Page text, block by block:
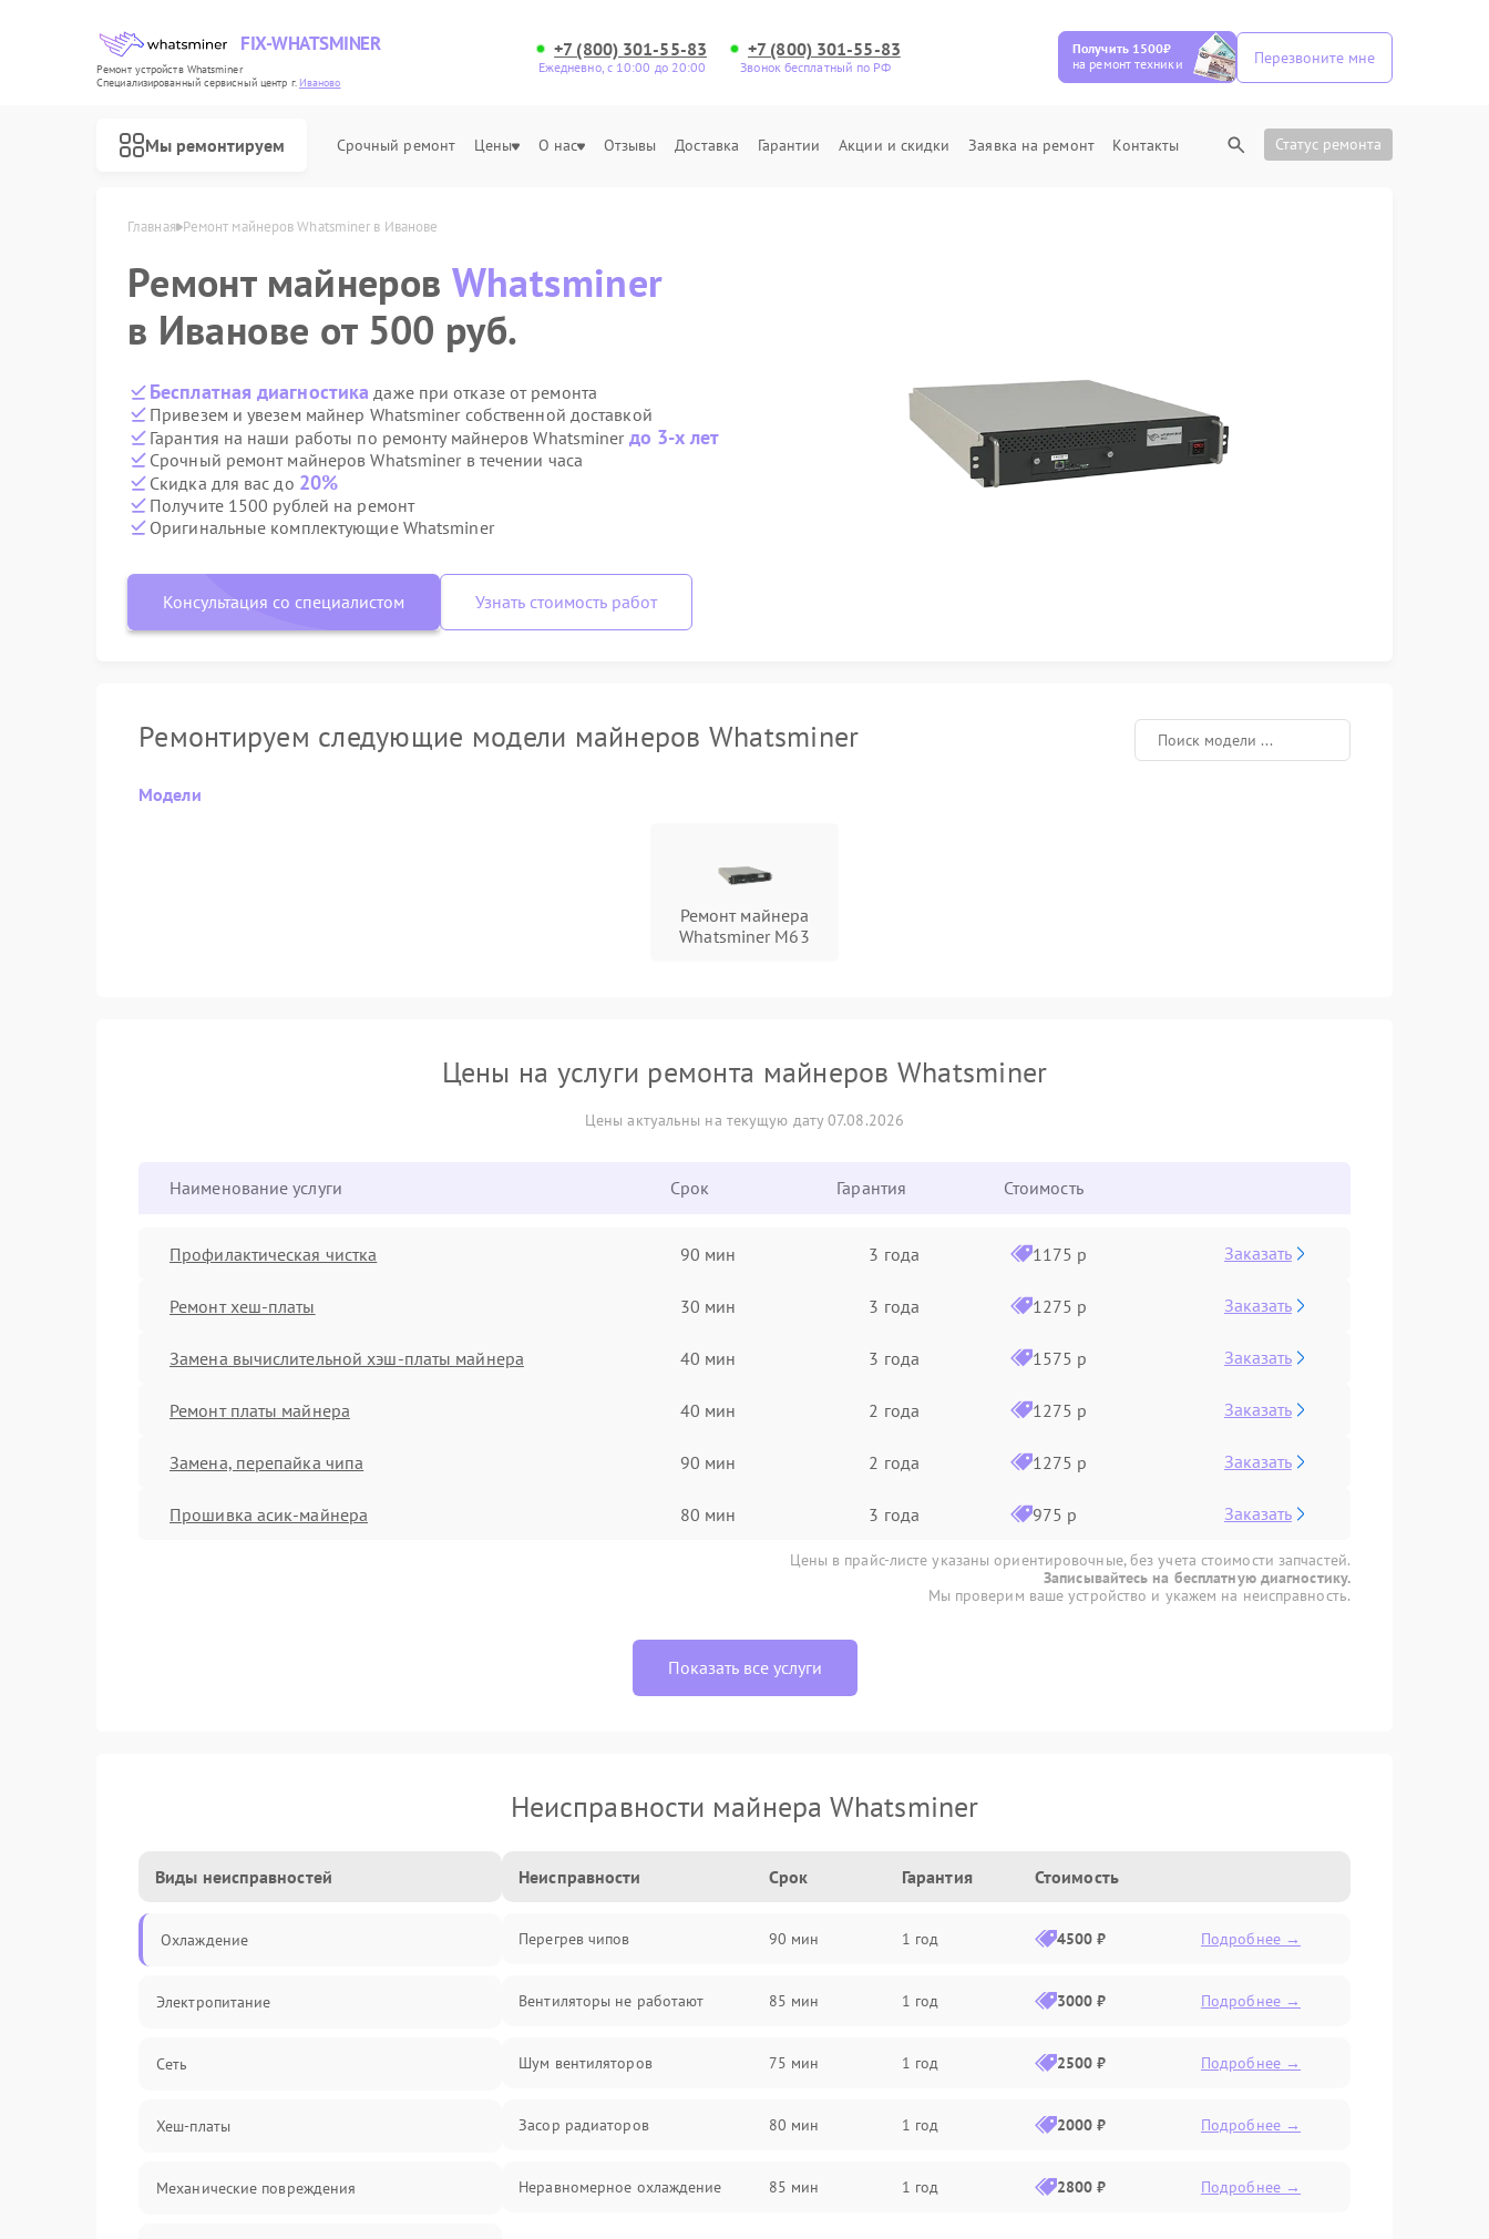
FIX-WHATSMINER
Ремонт устройств Whatsminer
Специализированный cервисный центр г. Иваново
+7 (800) 301-55-83
Ежедневно, с 10:00 до 20:00
+7 (800) 301-55-83
Звонок бесплатный по РФ
Получить 1500₽
на ремонт техники
Перезвоните мне
Мы ремонтируем Срочный ремонт Цены О нас Отзывы Доставка Гарантии Акции и скидки Заявка на ремонт Контакты Статус ремонта
Главная Ремонт майнеров Whatsminer в Иванове
Ремонт майнеров Whatsminer
в Иванове от 500 руб.
Бесплатная диагностика даже при отказе от ремонта
Привезем и увезем майнер Whatsminer собственной доставкой
Гарантия на наши работы по ремонту майнеров Whatsminer до 3-х лет
Срочный ремонт майнеров Whatsminer в течении часа
Скидка для вас до 20%
Получите 1500 рублей на ремонт
Оригинальные комплектующие Whatsminer
Консультация со специалистом Узнать стоимость работ
Ремонтируем следующие модели майнеров Whatsminer
Модели
Ремонт майнера
Whatsminer M63
Цены на услуги ремонта майнеров Whatsminer
Цены актуальны на текущую дату 07.08.2026
Наименование услуги Срок Гарантия Стоимость
Профилактическая чистка 90 мин 3 года 1175 р Заказать
Ремонт хеш-платы 30 мин 3 года 1275 р Заказать
Замена вычислительной хэш-платы майнера 40 мин 3 года 1575 р Заказать
Ремонт платы майнера 40 мин 2 года 1275 р Заказать
Замена, перепайка чипа 90 мин 2 года 1275 р Заказать
Прошивка асик-майнера 80 мин 3 года 975 р Заказать
Цены в прайс-листе указаны ориентировочные, без учета стоимости запчастей.
Записывайтесь на бесплатную диагностику.
Мы проверим ваше устройство и укажем на неисправность.
Показать все услуги
Неисправности майнера Whatsminer
Виды неисправностей
Охлаждение
Электропитание
Сеть
Хеш-платы
Механические повреждения
Неисправности Срок Гарантия Стоимость
Перегрев чипов 90 мин 1 год 4500 ₽ Подробнее →
Вентиляторы не работают 85 мин 1 год 3000 ₽ Подробнее →
Шум вентиляторов 75 мин 1 год 2500 ₽ Подробнее →
Засор радиаторов 80 мин 1 год 2000 ₽ Подробнее →
Неравномерное охлаждение 85 мин 1 год 2800 ₽ Подробнее →